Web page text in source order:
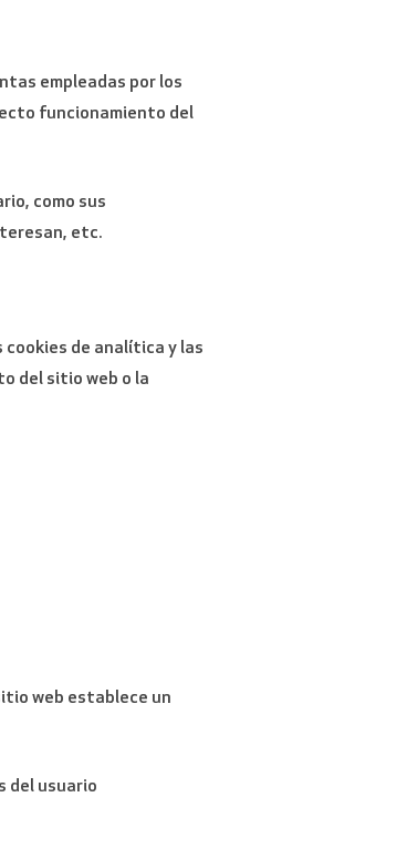
empleadas por los
funcionamiento del
como sus
etc.
de analítica y las
del sitio web o la
web establece un
del usuario